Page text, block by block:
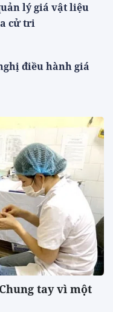
lý giá vật liệu
cử tri
điều hành giá
tay vì một